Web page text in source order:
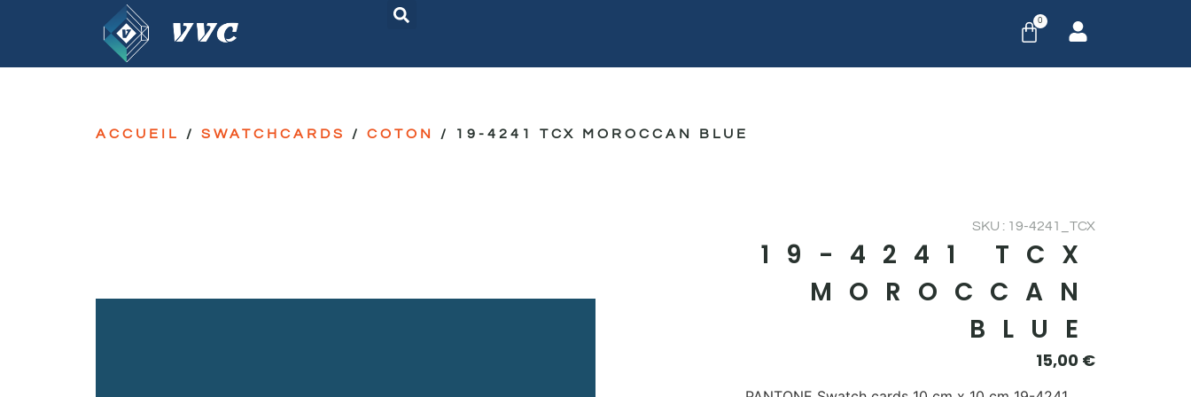
0
ACCUEIL / SWATCHCARDS / COTON / 19-4241 TCX MOROCCAN BLUE
SKU : 19-4241_TCX
19-4241 TCX
MOROCCAN
BLUE
15,00 €